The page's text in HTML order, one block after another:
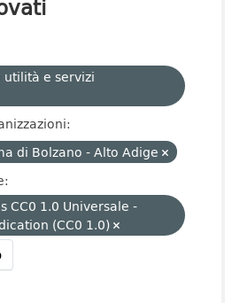
utilità e servizi
di Bolzano - Alto Adige
CC0 1.0 Universale -
(CC0 1.0)